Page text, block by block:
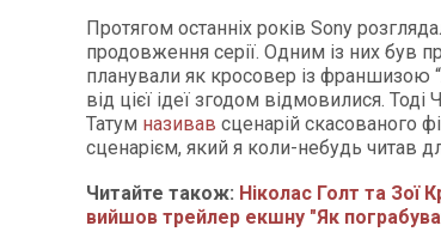
Протягом останніх років Sony
продовження серії. Одним із них був
планували як кросовер із франшизою
від цієї ідеї згодом відмовилися. Тоді
Татум називав сценарій скасованого
сценарієм, який я коли-небудь читав
Читайте також: Ніколас Голт та Зої
вийшов трейлер екшну "Як